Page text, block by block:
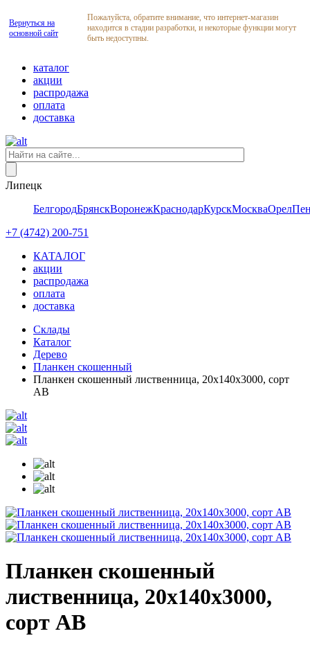
Вернуться на
основной сайт
Пожалуйста, обратите внимание, что интернет-магазин
находится в стадии разработки, и некоторые функции могут
быть недоступны.
каталог
акции
распродажа
оплата
доставка
Липецк
БелгородБрянскВоронежКраснодарКурскМоскваОрел
+7 (4742) 200-751
КАТАЛОГ
акции
распродажа
оплата
доставка
Склады
Каталог
Дерево
Планкен скошенный
Планкен скошенный лиственница, 20х140х3000, сорт
АВ
Планкен скошенный
лиственница, 20х140х3000,
сорт АВ